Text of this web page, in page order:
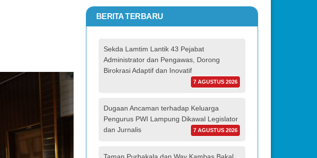
BERITA TERBARU
Sekda Lamtim Lantik 43 Pejabat
Administrator dan Pengawas, Dorong
Birokrasi Adaptif dan Inovatif
7 AGUSTUS 2026
Dugaan Ancaman terhadap Keluarga
Pengurus PWI Lampung Dikawal Legislator
dan Jurnalis
7 AGUSTUS 2026
Taman Purbakala dan Way Kambas Bakal